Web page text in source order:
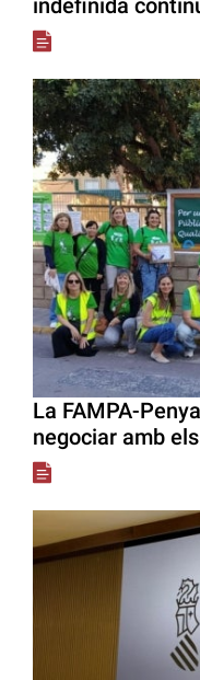
indefinida
La FAMPA-
negociar amb